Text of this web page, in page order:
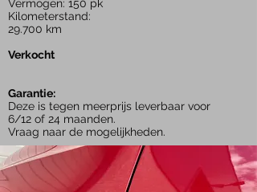
Vermogen: 150 pk
Kilometerstand:
29.700 km
Verkocht
Garantie:
Deze is tegen meerprijs leverbaar voor
6/12 of 24 maanden.
Vraag naar de mogelijkheden.